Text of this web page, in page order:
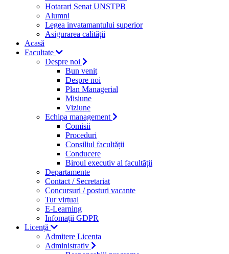
Hotarari Senat UNSTPB
Alumni
Legea invatamantului superior
Asigurarea calității
Acasă
Facultate
Despre noi
Bun venit
Despre noi
Plan Managerial
Misiune
Viziune
Echipa management
Comisii
Proceduri
Consiliul facultății
Conducere
Biroul executiv al facultății
Departamente
Contact / Secretariat
Concursuri / posturi vacante
Tur virtual
E-Learning
Infomații GDPR
Licență
Admitere Licenta
Administrativ